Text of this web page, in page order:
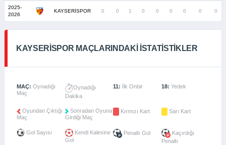
2025-
2026
KAYSERİSPOR 0 0 1 0 0 0 0 0 0
KAYSERISPOR MAÇLARINDAKI İSTATISTIKLER
MAÇ: Oynadığı
Maç
Oynadığı
Dakika
11: İlk Onbir 18: Yedek
Oyundan Çıktığı
Maç
Sonradan Oyuna
Girdiği Maç
Kırmızı Kart Sarı Kart
Gol Sayısı
Kendi Kalesine
Gol
Penaltı Gol
Kaçırdığı
Penaltı